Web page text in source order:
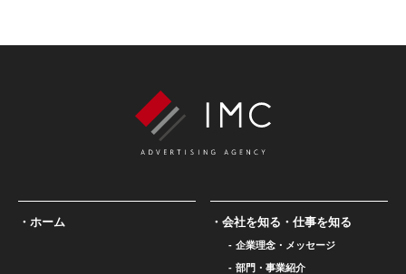
ホーム 会社を知る・仕事を知る
企業理念・メッセージ
部門・事業紹介